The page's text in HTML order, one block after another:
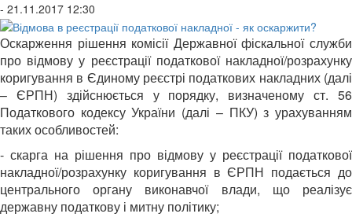
- 21.11.2017 12:30
Оскарження рішення комісії Державної фіскальної служби
про відмову у реєстрації податкової накладної/розрахунку
коригування в Єдиному реєстрі податкових накладних (далі
– ЄРПН) здійснюється у порядку, визначеному ст. 56
Податкового кодексу України (далі – ПКУ) з урахуванням
таких особливостей:
- скарга на рішення про відмову у реєстрації податкової
накладної/розрахунку коригування в ЄРПН подається до
центрального органу виконавчої влади, що реалізує
державну податкову і митну політику;